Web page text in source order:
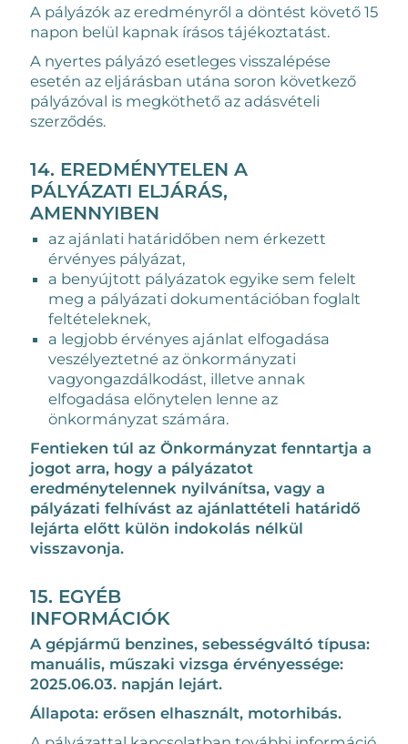
A pályázók az eredményről a döntést követő 15
napon belül kapnak írásos tájékoztatást.
A nyertes pályázó esetleges visszalépése
esetén az eljárásban utána soron következő
pályázóval is megköthető az adásvételi
szerződés.
14. EREDMÉNYTELEN A
PÁLYÁZATI ELJÁRÁS,
AMENNYIBEN
az ajánlati határidőben nem érkezett
érvényes pályázat,
a benyújtott pályázatok egyike sem felelt
meg a pályázati dokumentációban foglalt
feltételeknek,
a legjobb érvényes ajánlat elfogadása
veszélyeztetné az önkormányzati
vagyongazdálkodást, illetve annak
elfogadása előnytelen lenne az
önkormányzat számára.
Fentieken túl az Önkormányzat fenntartja a
jogot arra, hogy a pályázatot
eredménytelennek nyilvánítsa, vagy a
pályázati felhívást az ajánlattételi határidő
lejárta előtt külön indokolás nélkül
visszavonja.
15. EGYÉB
INFORMÁCIÓK
A gépjármű benzines, sebességváltó típusa:
manuális, műszaki vizsga érvényessége:
2025.06.03. napján lejárt.
Állapota: erősen elhasznált, motorhibás.